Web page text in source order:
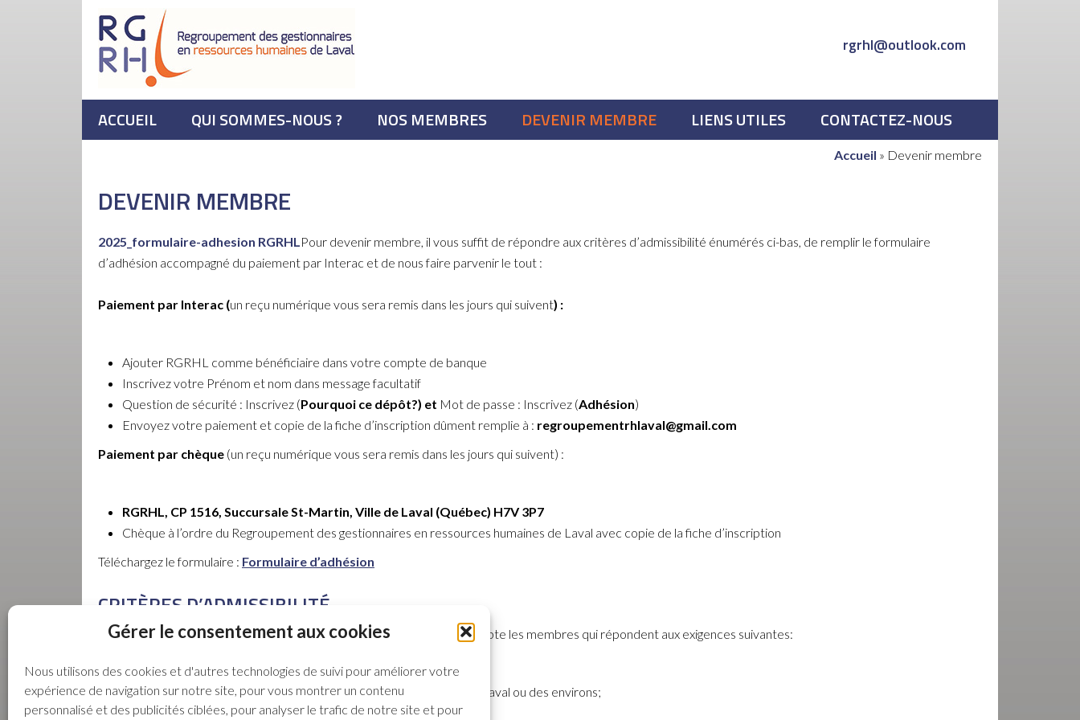
Gérer le consentement aux cookies
Nous utilisons des cookies et d'autres technologies de suivi pour améliorer votre
expérience de navigation sur notre site, pour vous montrer un contenu
personnalisé et des publicités ciblées, pour analyser le trafic de notre site et pour
rgrhl@outlook.com
ACCUEIL QUI SOMMES-NOUS ? NOS MEMBRES DEVENIR MEMBRE LIENS UTILES CONTACTEZ-NOUS
Accueil » Devenir membre
DEVENIR MEMBRE
2025_formulaire-adhesion RGRHLPour devenir membre, il vous suffit de répondre aux critères d’admissibilité énumérés ci-bas, de remplir le formulaire
d’adhésion accompagné du paiement par Interac et de nous faire parvenir le tout :
Paiement par Interac (un reçu numérique vous sera remis dans les jours qui suivent) :
Ajouter RGRHL comme bénéficiaire dans votre compte de banque
Inscrivez votre Prénom et nom dans message facultatif
Question de sécurité : Inscrivez (Pourquoi ce dépôt?) et Mot de passe : Inscrivez (Adhésion)
Envoyez votre paiement et copie de la fiche d’inscription dûment remplie à : regroupementrhlaval@gmail.com
Paiement par chèque (un reçu numérique vous sera remis dans les jours qui suivent) :
RGRHL, CP 1516, Succursale St-Martin, Ville de Laval (Québec) H7V 3P7
Chèque à l’ordre du Regroupement des gestionnaires en ressources humaines de Laval avec copie de la fiche d’inscription
Téléchargez le formulaire : Formulaire d’adhésion
CRITÈRES D’ADMISSIBILITÉ
Sans y être tenu et à sa seule discrétion, le conseil d’administration accepte les membres qui répondent aux exigences suivantes:
le gestionnaire qui oeuvre dans une entreprise ou un organisme de Laval ou des environs;
le gestionnaire qui a élu domicile à Laval ou dans les environs;